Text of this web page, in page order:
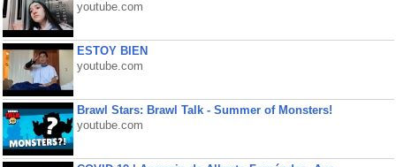
youtube.com
ESTOY BIEN
youtube.com
Brawl Stars: Brawl Talk - Summer of Monsters!
youtube.com